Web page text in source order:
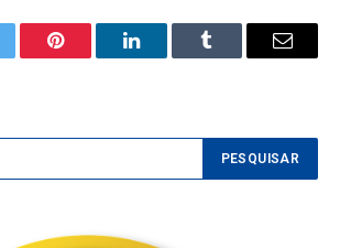
Pinterest LinkedInTumblr
E-